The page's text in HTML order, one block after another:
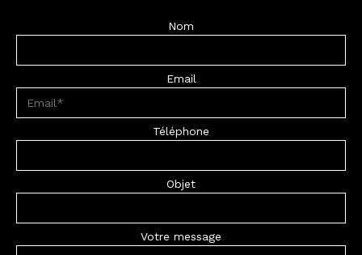
Nom
Email
Téléphone
Objet
Votre message